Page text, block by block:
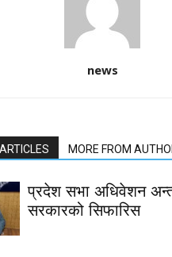
news
MORE FROM
प्रदेश सभा अधिवेशन
सरकारको सिफारिस